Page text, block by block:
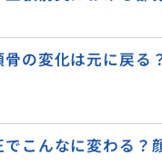
の変化は元に戻る
でこんなに変わる？